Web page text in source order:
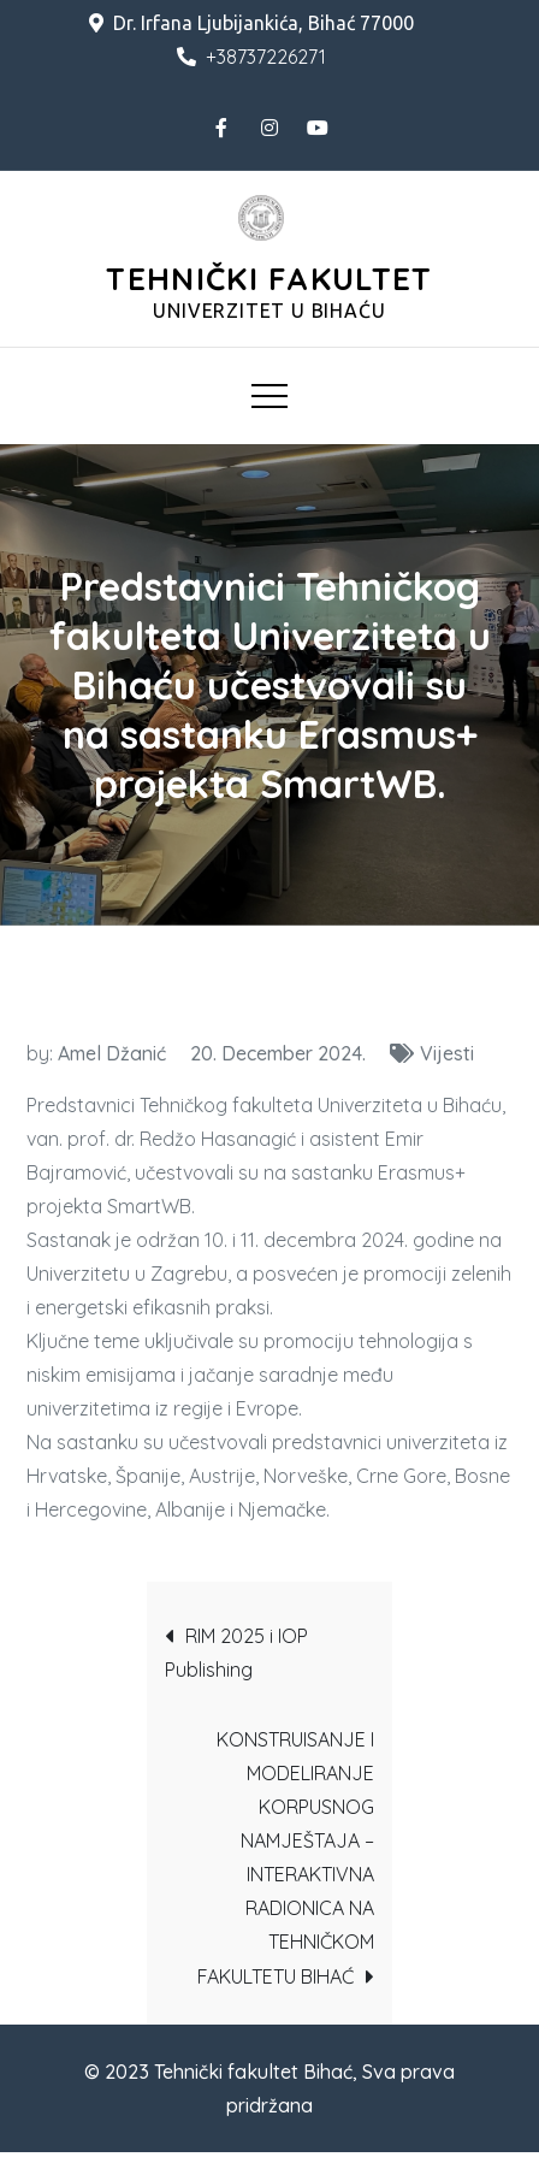
Dr. Irfana Ljubijankića, Bihać 77000
+38737226271
TEHNIČKI FAKULTET
UNIVERZITET U BIHAĆU
Predstavnici Tehničkog
fakulteta Univerziteta u
Bihaću učestvovali su
na sastanku Erasmus+
projekta SmartWB.
by:Amel Džanić 20. December 2024. Vijesti
Predstavnici Tehničkog fakulteta Univerziteta u Bihaću,
van. prof. dr. Redžo Hasanagić i asistent Emir
Bajramović, učestvovali su na sastanku Erasmus+
projekta SmartWB.
Sastanak je održan 10. i 11. decembra 2024. godine na
Univerzitetu u Zagrebu, a posvećen je promociji zelenih
i energetski efikasnih praksi.
Ključne teme uključivale su promociju tehnologija s
niskim emisijama i jačanje saradnje među
univerzitetima iz regije i Evrope.
Na sastanku su učestvovali predstavnici univerziteta iz
Hrvatske, Španije, Austrije, Norveške, Crne Gore, Bosne
i Hercegovine, Albanije i Njemačke.
Post
navigation
RIM 2025 i IOP
Publishing
KONSTRUISANJE I
MODELIRANJE
KORPUSNOG
NAMJEŠTAJA –
INTERAKTIVNA
RADIONICA NA
TEHNIČKOM
FAKULTETU BIHAĆ
© 2023 Tehnički fakultet Bihać, Sva prava
pridržana